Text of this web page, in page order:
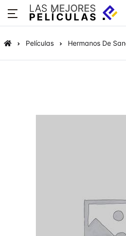
LAS MEJORES
PELÍCULAS
Películas Hermanos De